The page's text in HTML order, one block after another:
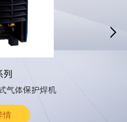
列
气体保护焊机
情
